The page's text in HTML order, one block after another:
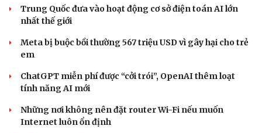
Trung Quốc đưa vào hoạt động cơ sở điện toán AI lớn
nhất thế giới
Meta bị buộc bồi thường 567 triệu USD vì gây hại cho trẻ
em
ChatGPT miễn phí được “cởi trói”, OpenAI thêm loạt
tính năng AI mới
Những nơi không nên đặt router Wi-Fi nếu muốn
Internet luôn ổn định